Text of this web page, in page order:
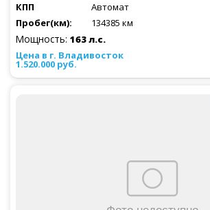
Автомат
134385 км
Мощность: 163 л.с.
1.520.000 руб.